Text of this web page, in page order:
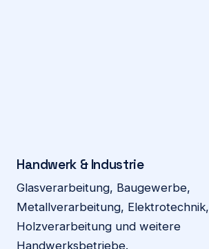
Handwerk & Industrie
Glasverarbeitung, Baugewerbe,
Metallverarbeitung, Elektrotechnik,
Holzverarbeitung und weitere
Handwerksbetriebe.